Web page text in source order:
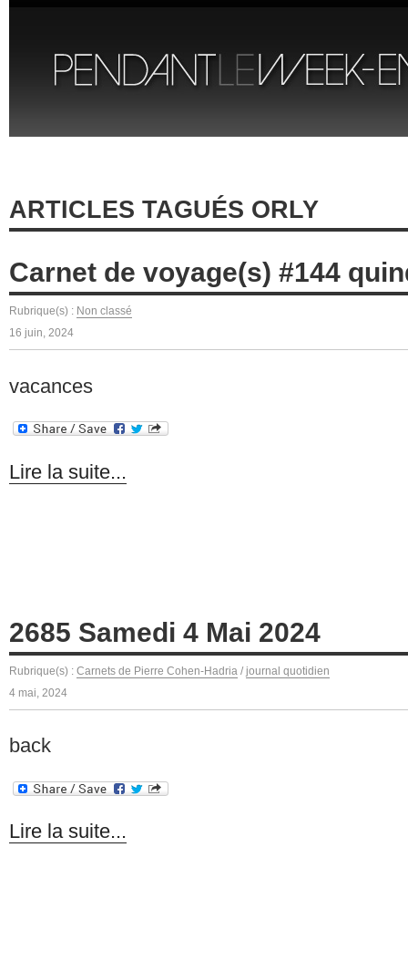
ARTICLES TAGUÉS ORLY
Carnet de voyage(s) #144
Rubrique(s) : Non classé
16 juin, 2024
vacances
Lire la suite...
2685 Samedi 4 Mai 2024
Rubrique(s) : Carnets de Pierre Cohen-Hadria / journal quotidien
4 mai, 2024
back
Lire la suite...